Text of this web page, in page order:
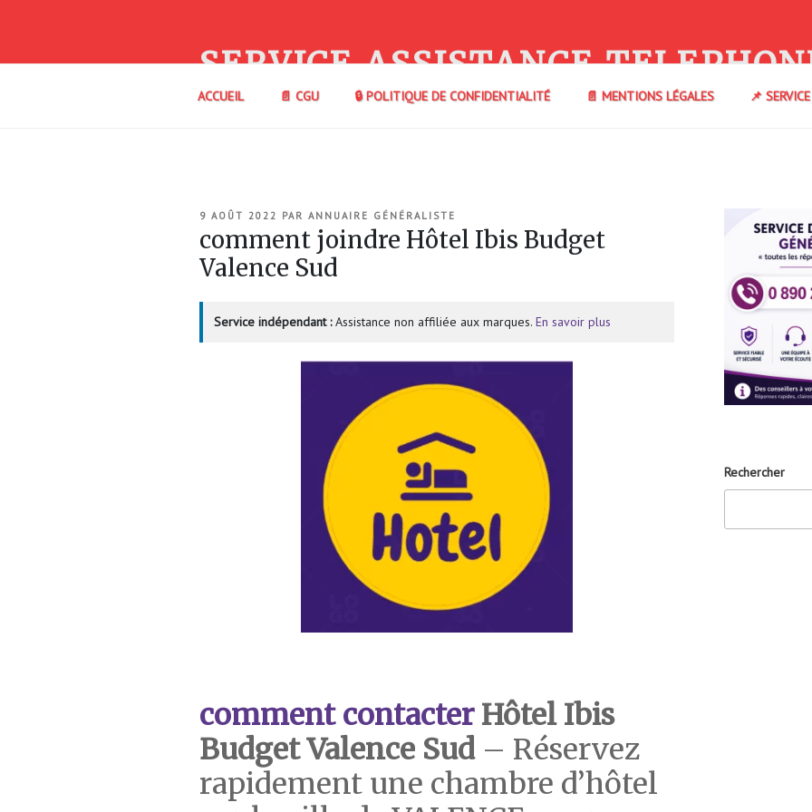
SERVICE ASSISTANCE
ACCUEIL 📄 CGU 🔒 POLITIQUE DE CONFIDENTIALITÉ 📄 MENTIONS LÉGALES 📌
PUBLIÉ
9 AOÛT 2022 PAR ANNUAIRE GÉNÉRALISTE
comment joindre Hôtel Ibis Budget
Valence Sud
Service indépendant :Assistance non affiliée aux marques. En savoir plus
comment contacterHôtel Ibis
Budget Valence Sud – Réservez
rapidement une chambre d’hôtel
Rechercher